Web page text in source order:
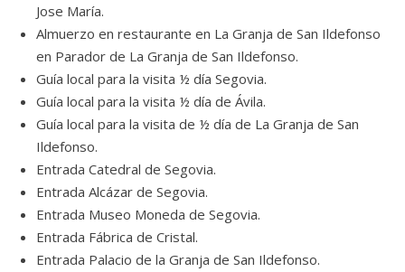
Jose María.
Almuerzo en restaurante en La Granja de San Ildefonso
en Parador de La Granja de San Ildefonso.
Guía local para la visita ½ día Segovia.
Guía local para la visita ½ día de Ávila.
Guía local para la visita de ½ día de La Granja de San
Ildefonso.
Entrada Catedral de Segovia.
Entrada Alcázar de Segovia.
Entrada Museo Moneda de Segovia.
Entrada Fábrica de Cristal.
Entrada Palacio de la Granja de San Ildefonso.